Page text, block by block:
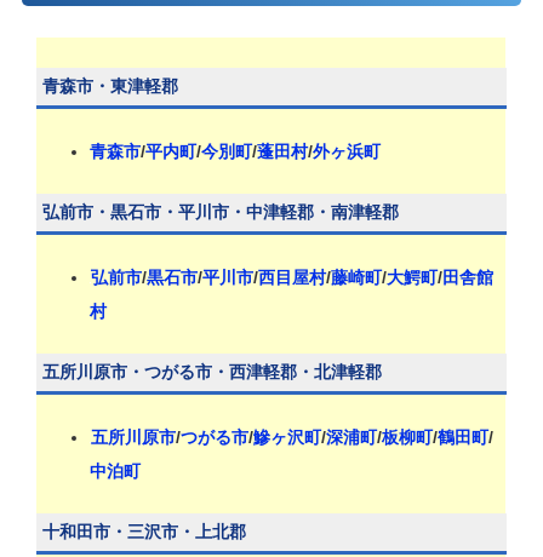
青森市・東津軽郡
青森市/平内町/今別町/蓬田村/外ヶ浜町
弘前市・黒石市・平川市・中津軽郡・南津軽郡
弘前市/黒石市/平川市/西目屋村/藤崎町/大鰐町/田舎館
村
五所川原市・つがる市・西津軽郡・北津軽郡
五所川原市/つがる市/鰺ヶ沢町/深浦町/板柳町/鶴田町/
中泊町
十和田市・三沢市・上北郡